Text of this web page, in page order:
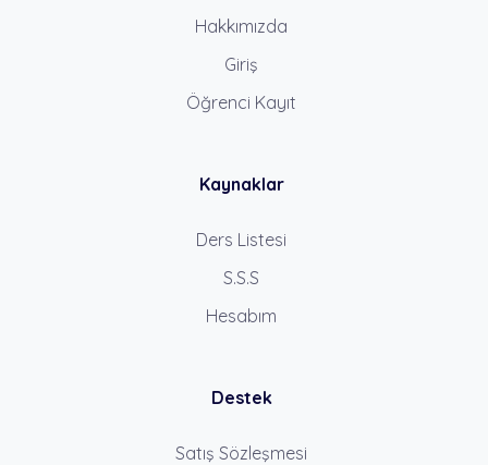
Hakkımızda
Giriş
Öğrenci Kayıt
Kaynaklar
Ders Listesi
S.S.S
Hesabım
Destek
Satış Sözleşmesi